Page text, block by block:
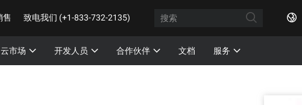
售 致电我们 (+1-833-732-2135)
云市场 开发人员 合作伙伴 文档 服务